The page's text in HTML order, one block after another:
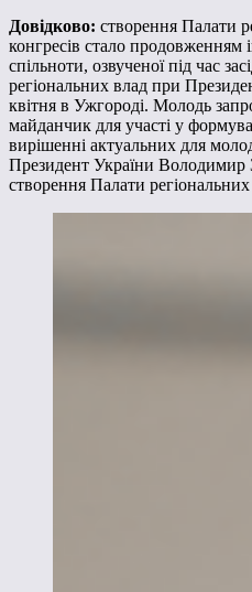
Довідково: створення Палати
конгресів стало продовженням
спільноти, озвученої під час
регіональних влад при
квітня в Ужгороді. Молодь
майданчик для участі у
вирішенні актуальних для
Президент України Володимир
створення Палати